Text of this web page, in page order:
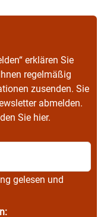
erklären Sie
regelmäßig
zusenden. Sie
abmelden.
Sie hier.
gelesen und